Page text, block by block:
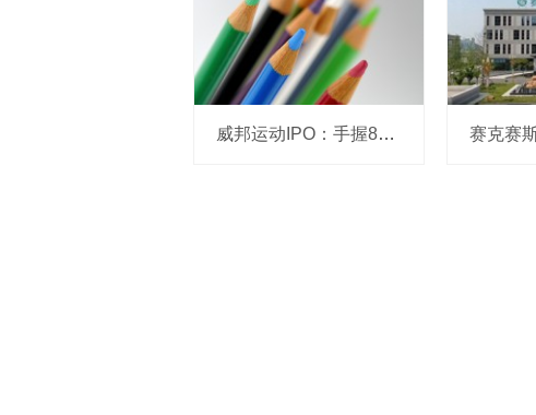
威邦运动IPO：手握8亿现金仍募资补流，实控人家族持股超99%